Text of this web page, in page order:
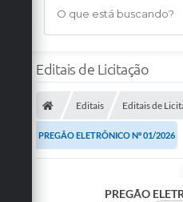
O que está buscando?
Editais de Licitação
Editais Editais de
PREGÃO ELETRÔNICO Nº 01/2026
PREGÃO